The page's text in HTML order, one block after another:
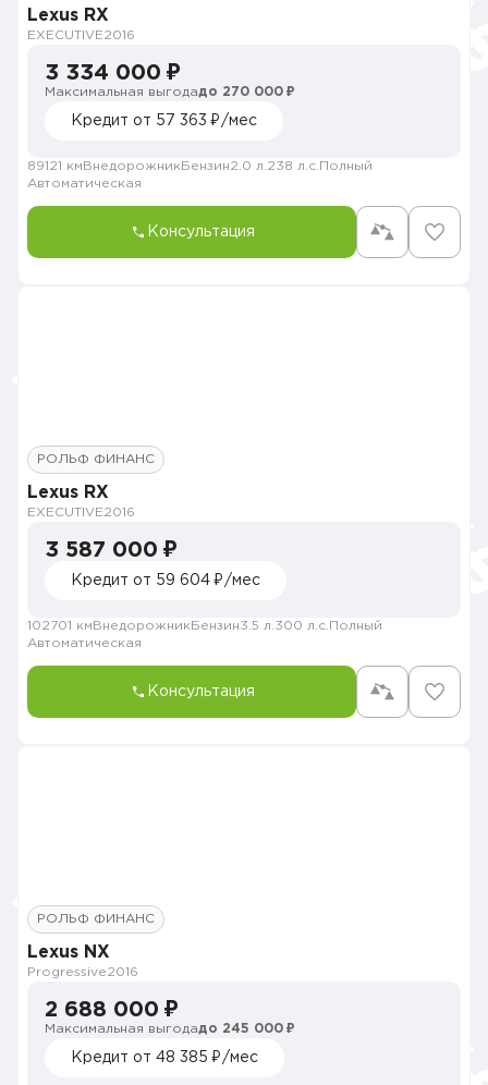
Lexus RX
EXECUTIVE2016
3 334 000 ₽
Максимальная выгодадо 270 000 ₽
Кредит от 57 363 ₽/мес
89121 км Внедорожник Бензин2.0 л. 238 л.с. Полный
Автоматическая
Консультация
РОЛЬФ ФИНАНС
Lexus RX
EXECUTIVE2016
3 587 000 ₽
Кредит от 59 604 ₽/мес
102701 км Внедорожник Бензин3.5 л. 300 л.с. Полный
Автоматическая
Консультация
РОЛЬФ ФИНАНС
Lexus NX
Progressive2016
2 688 000 ₽
Максимальная выгодадо 245 000 ₽
Кредит от 48 385 ₽/мес